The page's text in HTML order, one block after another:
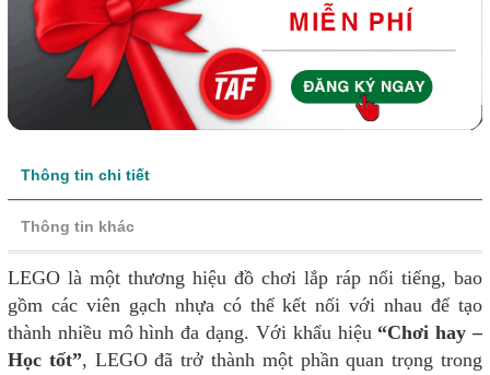
Thông tin chi tiết
Thông tin khác
LEGO là một thương hiệu đồ chơi lắp ráp nổi tiếng, bao
gồm các viên gạch nhựa có thể kết nối với nhau để tạo
thành nhiều mô hình đa dạng. Với khẩu hiệu “Chơi hay –
Học tốt”, LEGO đã trở thành một phần quan trọng trong